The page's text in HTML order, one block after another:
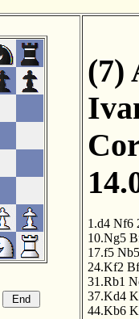
(7)
1.d4 Nf6
10.Ng5
17.f5 Nb5
24.Kf2
31.Rb1
37.Kd4
44.Kb6